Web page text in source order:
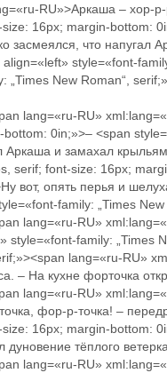
RU»>Аркаша –
16px; margin-bottom:
засмеялся, что напугал
style=«font-
New Roman“,
lang=«ru-RU»
0in;»>– <span
Аркаша и замахал
serif; font-size: 16px;
вот, опять перья и
family: „Times
lang=«ru-RU»
style=«font-family:
lang=«ru-RU»
– На кухне форточка
lang=«ru-RU»
фор-р-точка! –
16px; margin-bottom:
тёплого
lang=«ru-RU»